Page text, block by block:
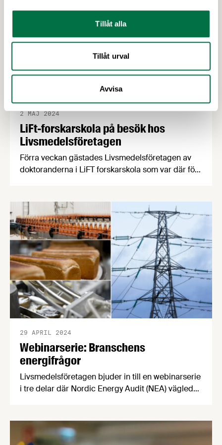
Tillåt alla
Tillåt urval
Avvisa
sammanfattar vi dagen med bilder och en kort
LiFt-forskarskola på besök hos
Livsmedelsföretagen
2 MAJ 2024
Förra veckan gästades Livsmedelsföretagen av
doktoranderna i LiFT forskarskola som var där för
livsmedel. Dagen innan deltog doktoranderna på
Livsmedelsföretagens branschträff Matdagen
med EU som tema.
Webinarserie: Branschens
energifrågor
29 APRIL 2024
Livsmedelsföretagen bjuder in till en webinarserie
i tre delar där Nordic Energy Audit (NEA) vägleder
äger rum den 8 maj, del 2 den 27 maj och del 3
den 13 juni.